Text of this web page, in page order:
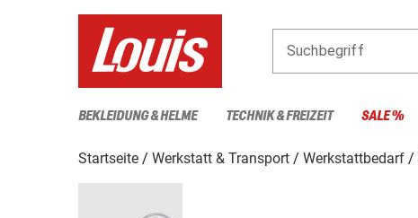
Suchbegriff
BEKLEIDUNG & HELME TECHNIK & FREIZEIT SALE %
Startseite Werkstatt & Transport Werkstattbedarf